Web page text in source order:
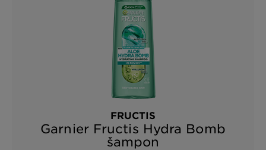
FRUCTIS
Garnier Fructis Hydra Bomb
šampon